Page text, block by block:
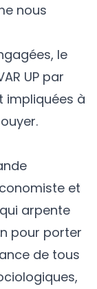
nous
le
UP par
impliquées à
et
arpente
pour porter
de tous